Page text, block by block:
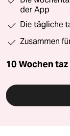
der App
Die tägliche
Zusammen
10 Wochen